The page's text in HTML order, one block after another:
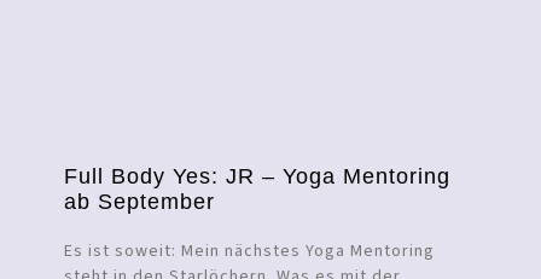
Full Body Yes: JR – Yoga Mentoring
ab September
Es ist soweit: Mein nächstes Yoga Mentoring